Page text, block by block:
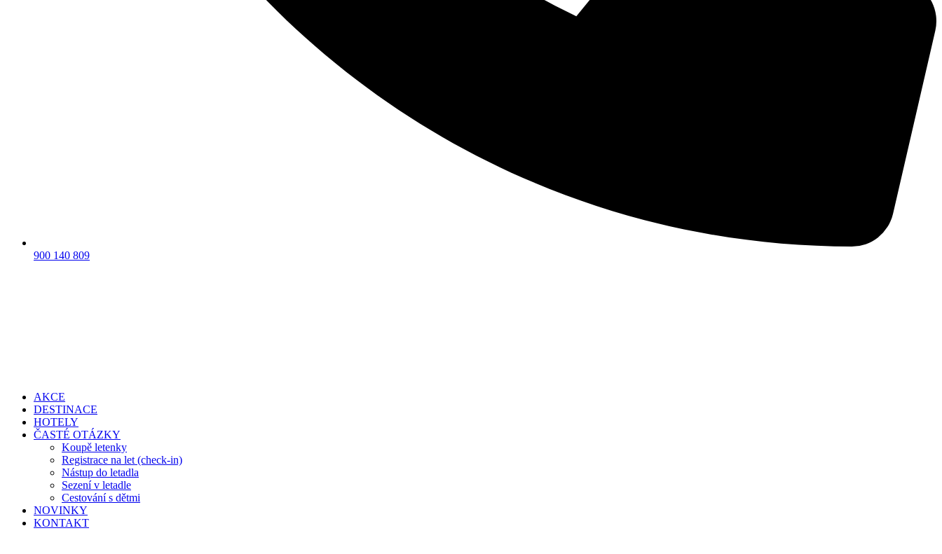
900 140 809
AKCE
DESTINACE
HOTELY
ČASTÉ OTÁZKY
Koupě letenky
Registrace na let (check-in)
Nástup do letadla
Sezení v letadle
Cestování s dětmi
NOVINKY
KONTAKT